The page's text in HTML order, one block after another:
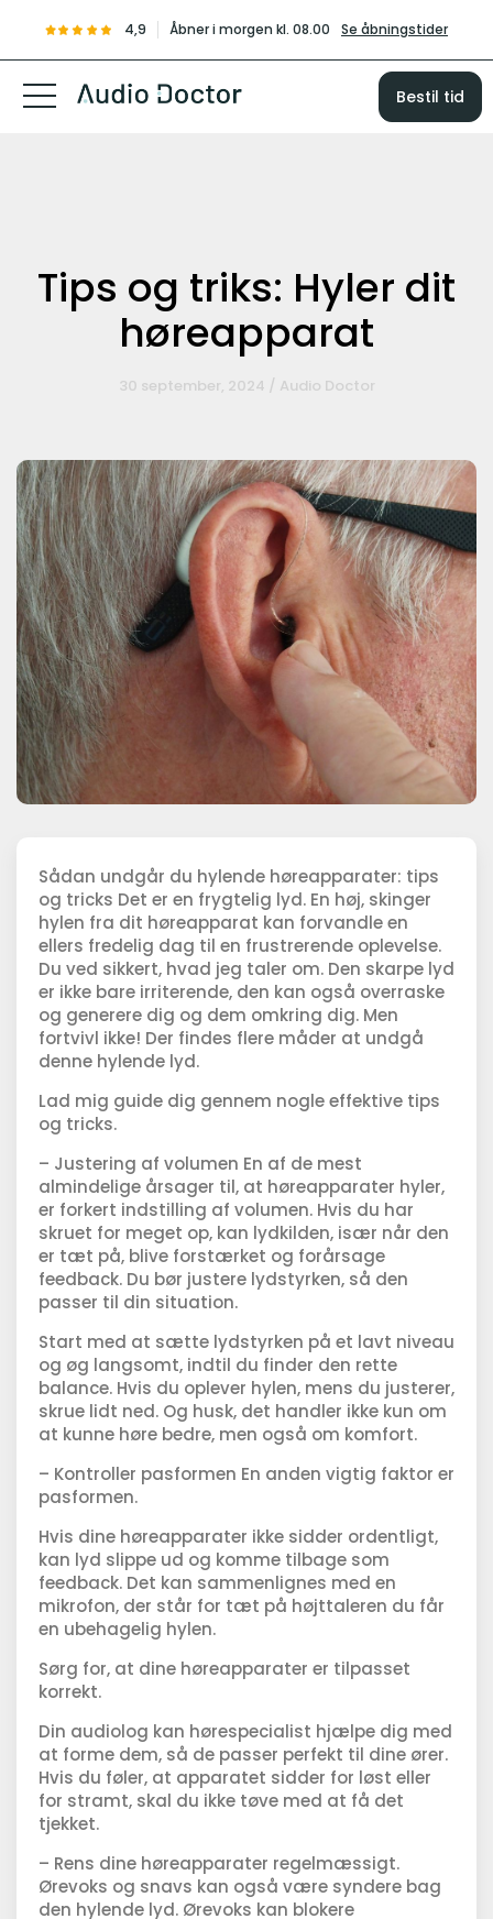
4,9 Åbner i morgen kl. 08.00 Se åbningstider
Bestil tid
Tips og triks: Hyler dit
høreapparat
30 september, 2024 / Audio Doctor
Sådan undgår du hylende høreapparater: tips
og tricks Det er en frygtelig lyd. En høj, skinger
hylen fra dit høreapparat kan forvandle en
ellers fredelig dag til en frustrerende oplevelse.
Du ved sikkert, hvad jeg taler om. Den skarpe lyd
er ikke bare irriterende, den kan også overraske
og generere dig og dem omkring dig. Men
fortvivl ikke! Der findes flere måder at undgå
denne hylende lyd.
Lad mig guide dig gennem nogle effektive tips
og tricks.
– Justering af volumen En af de mest
almindelige årsager til, at høreapparater hyler,
er forkert indstilling af volumen. Hvis du har
skruet for meget op, kan lydkilden, især når den
er tæt på, blive forstærket og forårsage
feedback. Du bør justere lydstyrken, så den
passer til din situation.
Start med at sætte lydstyrken på et lavt niveau
og øg langsomt, indtil du finder den rette
balance. Hvis du oplever hylen, mens du justerer,
skrue lidt ned. Og husk, det handler ikke kun om
at kunne høre bedre, men også om komfort.
– Kontroller pasformen En anden vigtig faktor er
pasformen.
Hvis dine høreapparater ikke sidder ordentligt,
kan lyd slippe ud og komme tilbage som
feedback. Det kan sammenlignes med en
mikrofon, der står for tæt på højttaleren du får
en ubehagelig hylen.
Sørg for, at dine høreapparater er tilpasset
korrekt.
Din audiolog kan hørespecialist hjælpe dig med
at forme dem, så de passer perfekt til dine ører.
Hvis du føler, at apparatet sidder for løst eller
for stramt, skal du ikke tøve med at få det
tjekket.
– Rens dine høreapparater regelmæssigt.
Ørevoks og snavs kan også være syndere bag
den hylende lyd. Ørevoks kan blokere